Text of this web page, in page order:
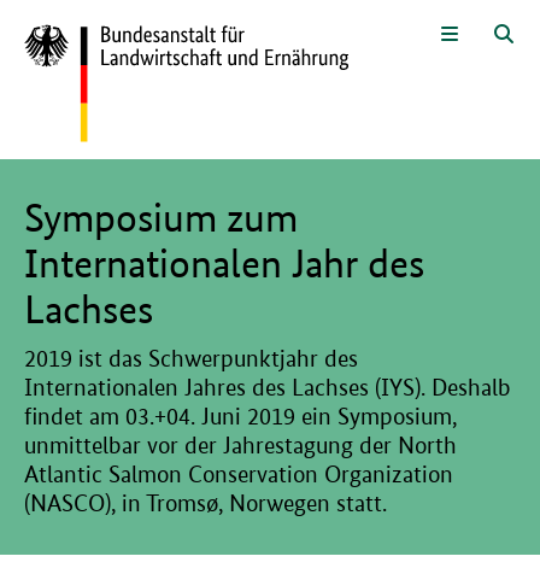
Zur Sprachwahl und Menü
Symposium zum
Internationalen Jahr des
Lachses
2019 ist das Schwerpunktjahr des
Internationalen Jahres des Lachses (IYS). Deshalb
findet am 03.+04. Juni 2019 ein Symposium,
unmittelbar vor der Jahrestagung der North
Atlantic Salmon Conservation Organization
(NASCO), in Tromsø, Norwegen statt.